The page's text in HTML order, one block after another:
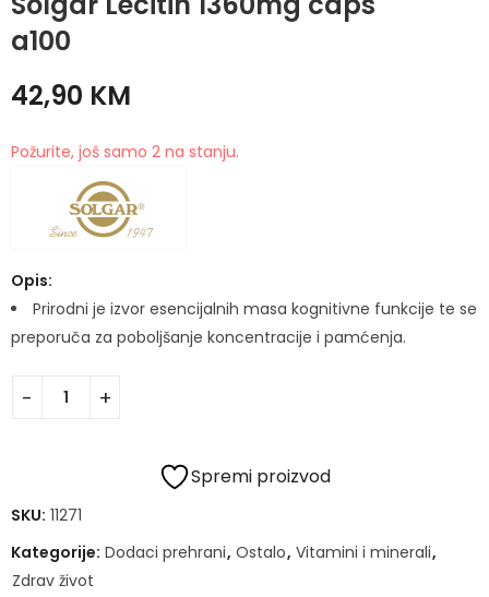
a100
Solgar Kangavites
Solgar Magnezij
42,90 KM
Požurite, još samo 2 na stanju.
Opis:
Prirodni je izvor esencijalnih masa kognitivne funkcije te se
preporuča za poboljšanje koncentracije i pamćenja.
Spremi proizvod
SKU: 11271
Kategorije: Dodaci prehrani, Ostalo, Vitamini i minerali,
Zdrav život